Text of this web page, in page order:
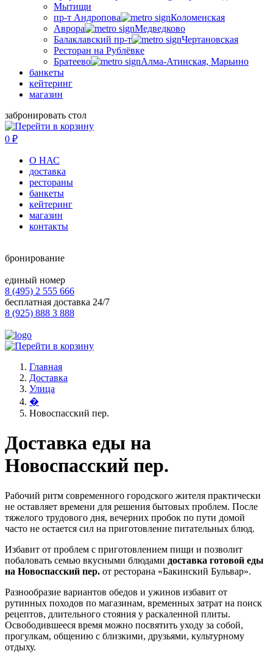
Мытищи
пр-т Андропова
Коломенская
Аврора
Медведково
Балаклавский пр-т
Чертановская
Ресторан на Рублёвке
Братеево
Алма-Атинская, Марьино
банкеты
кейтеринг
магазин
забронировать стол
0 ₽
О НАС
доставка
рестораны
банкеты
кейтеринг
магазин
контакты
бронирование
единый номер
8 (495) 2 555 666
бесплатная доставка 24/7
8 (925) 888 3 888
Главная
Доставка
Улица
�
Новоспасский пер.
Доставка еды на
Новоспасский пер.
Рабочий ритм современного городского жителя практически
не оставляет времени для решения бытовых проблем. После
тяжелого трудового дня, вечерних пробок по пути домой
часто не остается сил на приготовление питательных блюд.
Избавит от проблем с приготовлением пищи и позволит
побаловать семью вкусными блюдами доставка готовой еды
на Новоспасский пер. от ресторана «Бакинский Бульвар».
Разнообразие вариантов обедов и ужинов избавит от
рутинных походов по магазинам, временных затрат на поиск
рецептов, длительного стояния у раскаленной плиты.
Освободившееся время можно посвятить уходу за собой,
прогулкам, общению с близкими, друзьями, культурному
отдыху.